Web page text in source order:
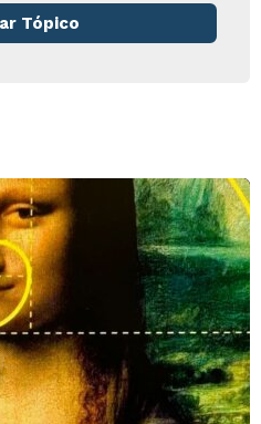
Tópico